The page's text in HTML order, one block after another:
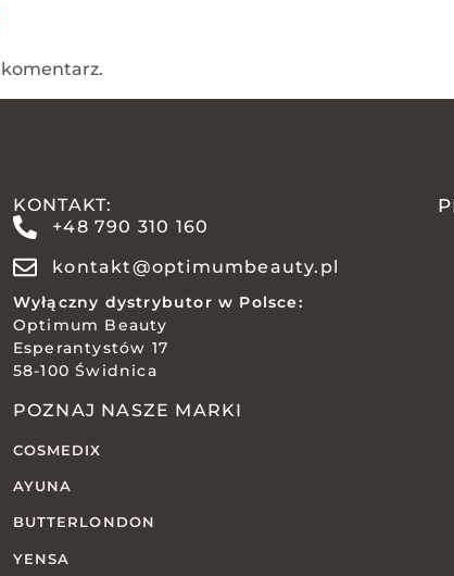
KONTAKT:
+48 790 310 160
kontakt@optimumbeauty.pl
Wyłączny dystrybutor w Polsce:
Optimum Beauty
Esperantystów 17
58-100 Świdnica
POZNAJ NASZE MARKI
COSMEDIX
AYUNA
BUTTERLONDON
YENSA